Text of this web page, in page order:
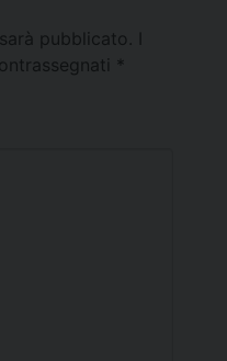
pubblicato.
*